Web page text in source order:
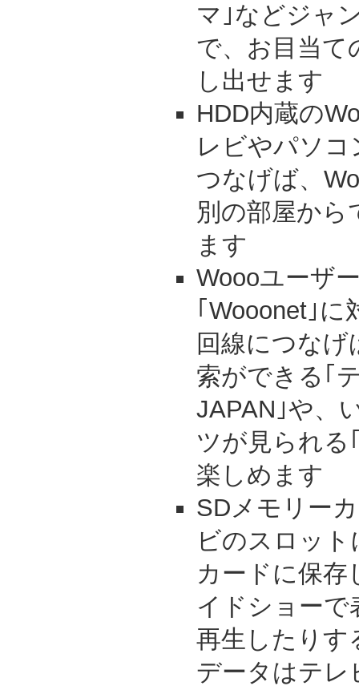
マ｣などジャ
で、お目当て
し出せます
HDD内蔵の
レビやパソ
つなげば、
別の部屋から
ます
Woooユーザ
｢Wooonet｣
回線につな
索ができる｢
JAPAN｣や、
ツが見られる
楽しめます
SDメモリー
ビのスロッ
カードに保
イドショーで
再生したりす
データはテレ